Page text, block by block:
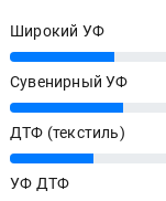
Широкий УФ
25%
Сувенирный УФ
27%
ДТФ (текстиль)
20%
УФ ДТФ